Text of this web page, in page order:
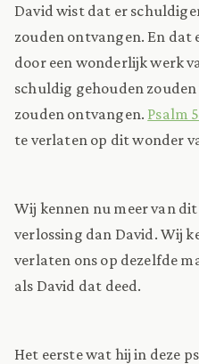
David wist dat er
zouden ontvangen. En dat
door een wonderlijk werk
schuldig gehouden
zouden ontvangen. Psalm
te verlaten op dit wonder
Wij kennen nu meer van
verlossing dan David. Wij
verlaten ons op dezelfde
als David dat deed.
Het eerste wat hij in deze